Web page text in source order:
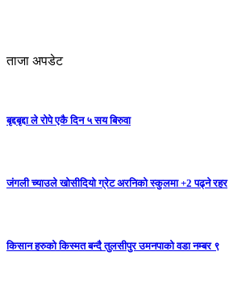
ताजा अपडेट
बृद्दबृद्दा ले रोपे एकै दिन ५ सय बिरुवा
जंगली च्याउले खोसीदियो ग्रेट अरनिको स्कुलमा +2 पढ्ने रहर
किसान हरुको किस्मत बन्दै तुलसीपुर उमनपाको वडा नम्बर ९